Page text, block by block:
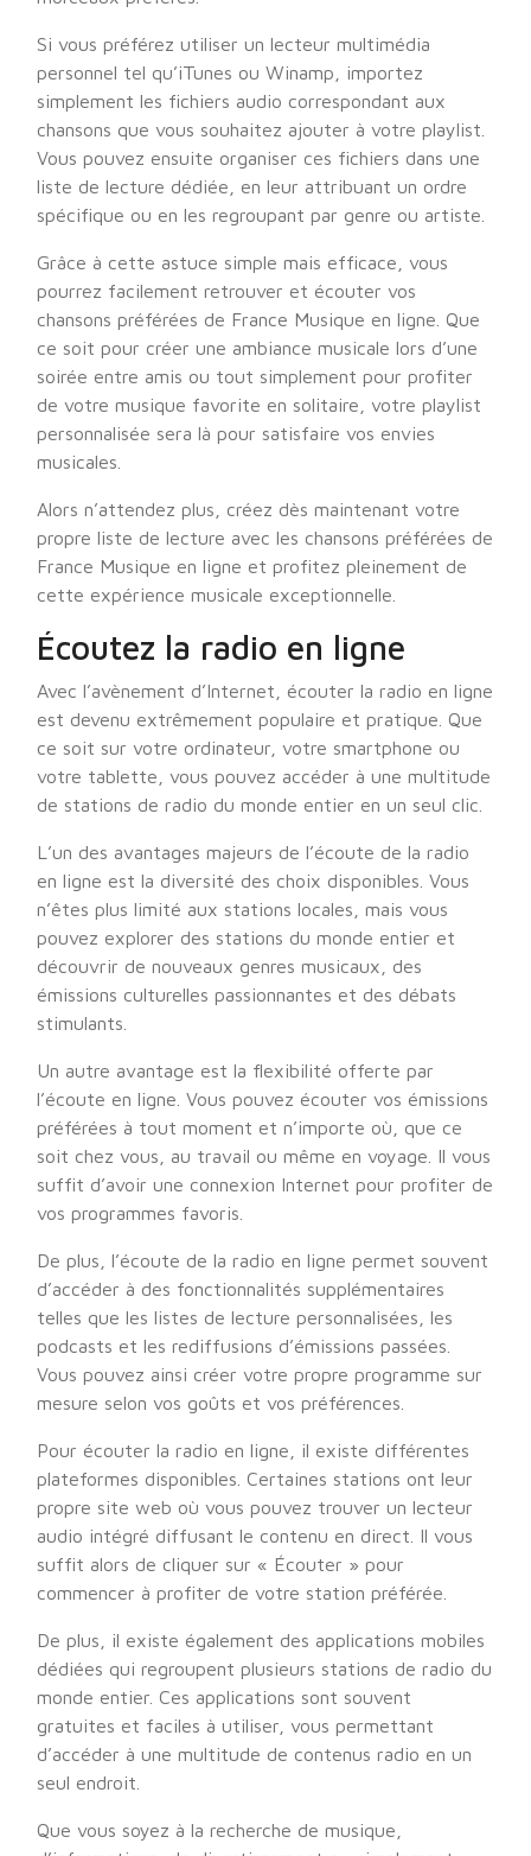
Si vous préférez utiliser un lecteur multimédia
personnel tel qu’iTunes ou Winamp, importez
simplement les fichiers audio correspondant aux
chansons que vous souhaitez ajouter à votre playlist.
Vous pouvez ensuite organiser ces fichiers dans une
liste de lecture dédiée, en leur attribuant un ordre
spécifique ou en les regroupant par genre ou artiste.
Grâce à cette astuce simple mais efficace, vous
pourrez facilement retrouver et écouter vos
chansons préférées de France Musique en ligne. Que
ce soit pour créer une ambiance musicale lors d’une
soirée entre amis ou tout simplement pour profiter
de votre musique favorite en solitaire, votre playlist
personnalisée sera là pour satisfaire vos envies
musicales.
Alors n’attendez plus, créez dès maintenant votre
propre liste de lecture avec les chansons préférées de
France Musique en ligne et profitez pleinement de
cette expérience musicale exceptionnelle.
Écoutez la radio en ligne
Avec l’avènement d’Internet, écouter la radio en ligne
est devenu extrêmement populaire et pratique. Que
ce soit sur votre ordinateur, votre smartphone ou
votre tablette, vous pouvez accéder à une multitude
de stations de radio du monde entier en un seul clic.
L’un des avantages majeurs de l’écoute de la radio
en ligne est la diversité des choix disponibles. Vous
n’êtes plus limité aux stations locales, mais vous
pouvez explorer des stations du monde entier et
découvrir de nouveaux genres musicaux, des
émissions culturelles passionnantes et des débats
stimulants.
Un autre avantage est la flexibilité offerte par
l’écoute en ligne. Vous pouvez écouter vos émissions
préférées à tout moment et n’importe où, que ce
soit chez vous, au travail ou même en voyage. Il vous
suffit d’avoir une connexion Internet pour profiter de
vos programmes favoris.
De plus, l’écoute de la radio en ligne permet souvent
d’accéder à des fonctionnalités supplémentaires
telles que les listes de lecture personnalisées, les
podcasts et les rediffusions d’émissions passées.
Vous pouvez ainsi créer votre propre programme sur
mesure selon vos goûts et vos préférences.
Pour écouter la radio en ligne, il existe différentes
plateformes disponibles. Certaines stations ont leur
propre site web où vous pouvez trouver un lecteur
audio intégré diffusant le contenu en direct. Il vous
suffit alors de cliquer sur « Écouter » pour
commencer à profiter de votre station préférée.
De plus, il existe également des applications mobiles
dédiées qui regroupent plusieurs stations de radio du
monde entier. Ces applications sont souvent
gratuites et faciles à utiliser, vous permettant
d’accéder à une multitude de contenus radio en un
seul endroit.
Que vous soyez à la recherche de musique,